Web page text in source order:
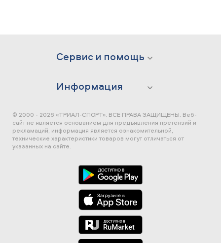
Сервис и помощь
Информация
© 2000 - 2026 «ТРИАЛ-СПОРТ». ВСЕ ПРАВА ЗАЩИЩЕНЫ. Веб-
сайт не является основанием для предъявления претензий и
рекламаций, информация является ознакомительной,
технические характеристики товаров могут отличаться от
указанных на сайте.